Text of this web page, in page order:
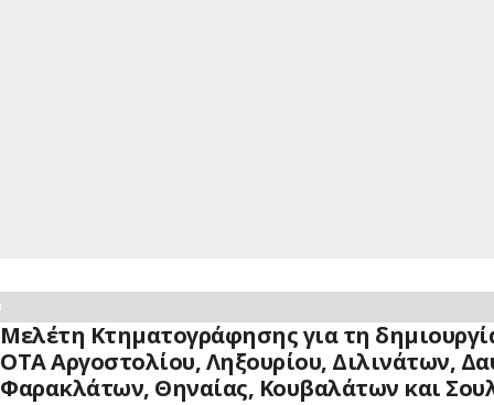
Μελέτη Κτηματογράφησης για τη
ΟΤΑ Αργοστολίου, Ληξουρίου, Διλινάτων,
Φαρακλάτων, Θηναίας, Κουβαλάτων και